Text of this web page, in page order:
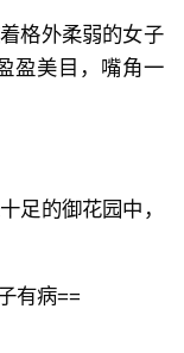
格外柔弱的女子
盈美目，嘴角一
足的御花园中，
有病==